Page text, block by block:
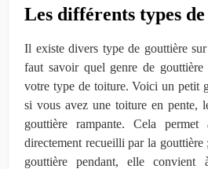
Les différents types
Il existe divers type de gouttière
faut savoir quel genre de
votre type de toiture. Voici un petit
si vous avez une toiture en pente,
gouttière rampante. Cela
directement recueilli par la gouttière
gouttière pendant, elle convient